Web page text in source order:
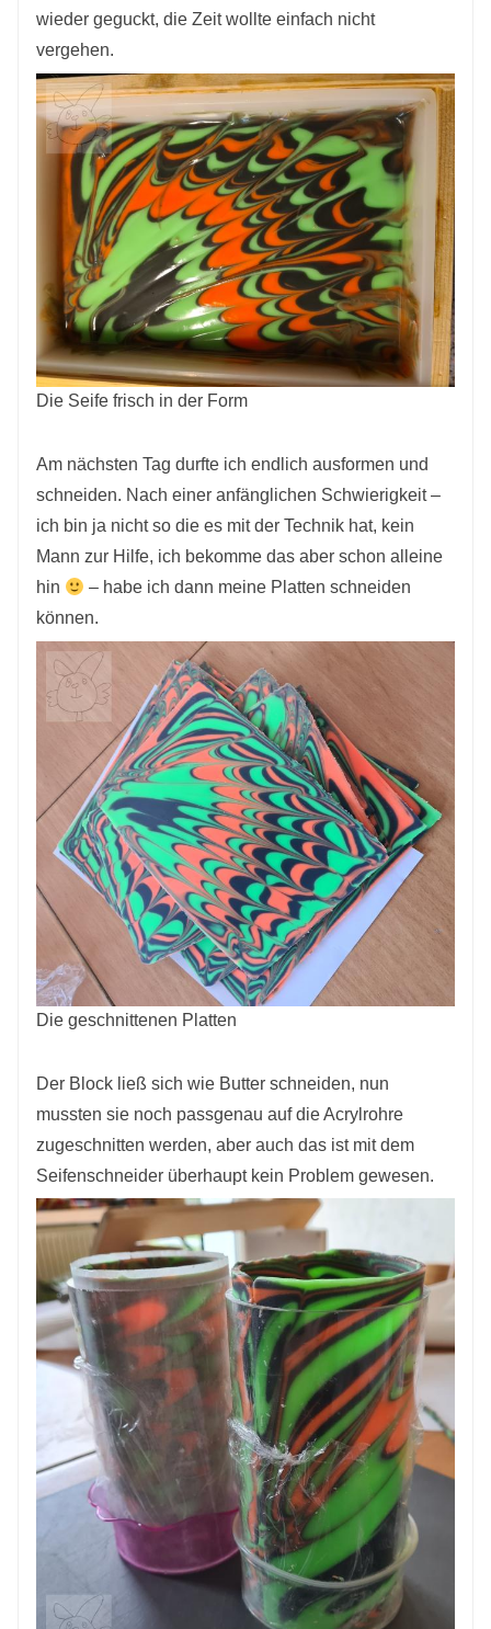
wieder geguckt, die Zeit wollte einfach nicht
vergehen.
Die Seife frisch in der Form
Am nächsten Tag durfte ich endlich ausformen und
schneiden. Nach einer anfänglichen Schwierigkeit –
ich bin ja nicht so die es mit der Technik hat, kein
Mann zur Hilfe, ich bekomme das aber schon alleine
hin
– habe ich dann meine Platten schneiden
können.
Die geschnittenen Platten
Der Block ließ sich wie Butter schneiden, nun
mussten sie noch passgenau auf die Acrylrohre
zugeschnitten werden, aber auch das ist mit dem
Seifenschneider überhaupt kein Problem gewesen.